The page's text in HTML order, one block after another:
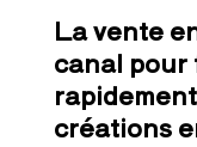
La vente
canal
créations